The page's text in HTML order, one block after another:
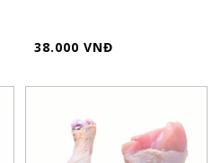
38.000 VNĐ